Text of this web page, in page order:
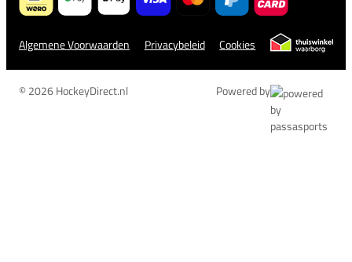
Algemene Voorwaarden Privacybeleid Cookies
© 2026 HockeyDirect.nl Powered by